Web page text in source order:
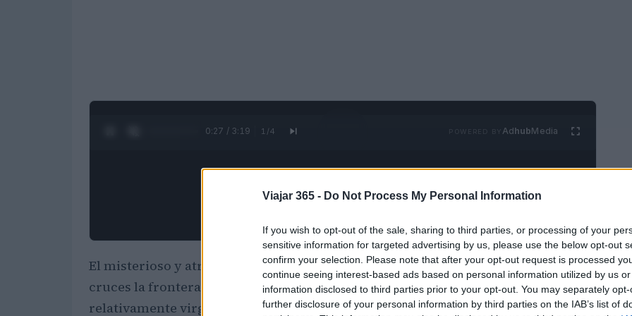
Viajar 365 - Do Not Process My Personal Information
If you wish to opt-out of the sale, sharing to third parties, or processing of your
sensitive information for targeted advertising by us, please use the below opt-out
confirm your selection. Please note that after your opt-out request is processed
continue seeing interest-based ads based on personal information utilized by us
information disclosed to third parties prior to your opt-out. You may separately
further disclosure of your personal information by third parties on the IAB’s list of
0:28 / 3:19 1 /4 POWERED BY AdhubMedia
El misterioso y atractivo país deRumaníate cautivará desde el momento en que
cruces la frontera. Aunque muchas personas relacionan este destino
relativamente virgen con
Transilvania y Drácula, hay muchas más cosas que